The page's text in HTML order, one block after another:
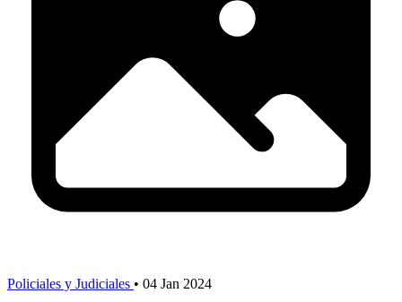
Policiales y Judiciales • 04 Jan 2024